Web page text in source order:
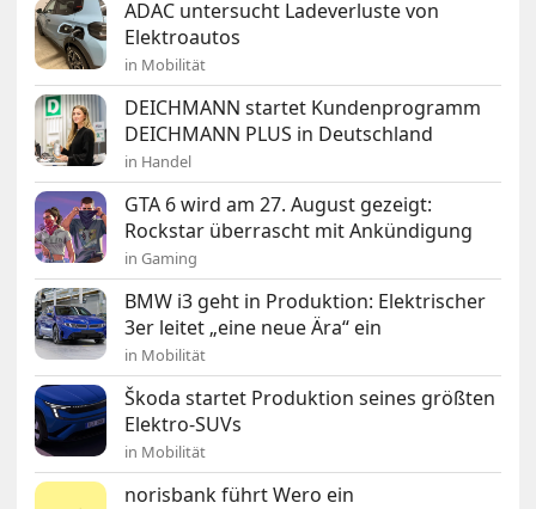
ADAC untersucht Ladeverluste von
Elektroautos
in Mobilität
DEICHMANN startet Kundenprogramm
DEICHMANN PLUS in Deutschland
in Handel
GTA 6 wird am 27. August gezeigt:
Rockstar überrascht mit Ankündigung
in Gaming
BMW i3 geht in Produktion: Elektrischer
3er leitet „eine neue Ära“ ein
in Mobilität
Škoda startet Produktion seines größten
Elektro-SUVs
in Mobilität
norisbank führt Wero ein